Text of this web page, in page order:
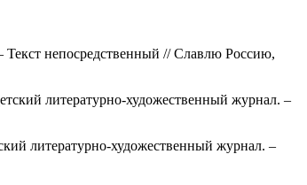
непосредственный // Славлю Россию,
литературно-художественный журнал. –
литературно-художественный журнал. –